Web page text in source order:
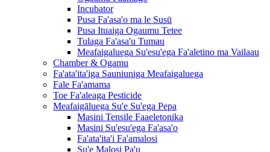
Incubator
Pusa Fa'asa'o ma le Susū
Pusa Ituaiga Ogaumu Tetee
Tulaga Fa'asa'u Tumau
Meafaigaluega Su'esu'ega Fa'aletino ma Vailaau
Chamber & Ogamu
Fa'ata'ita'iga Sauniuniga Meafaigaluega
Fale Fa'amama
Toe Fa'aleaga Pesticide
Meafaigāluega Su'e Su'ega Pepa
Masini Tensile Faaeletonika
Masini Su'esu'ega Fa'asa'o
Fa'ata'ita'i Fa'amalosi
Su'e Malosi Pa'u